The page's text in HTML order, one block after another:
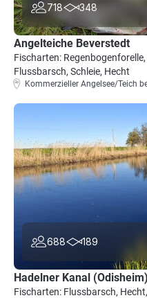
718 348
Angelteiche Beverstedt
Fischarten:
Flussbarsch, Schleie, Hecht
Kommerzieller Angelsee/Teich
688 189
Hadelner Kanal (Odisheim)
Fischarten: Flussbarsch,